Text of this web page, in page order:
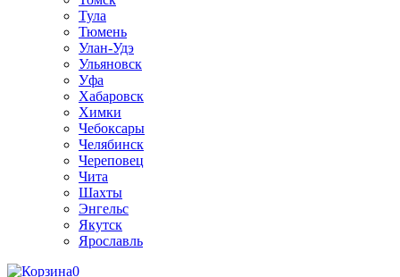
Тула
Тюмень
Улан-Удэ
Ульяновск
Уфа
Хабаровск
Химки
Чебоксары
Челябинск
Череповец
Чита
Шахты
Энгельс
Якутск
Ярославль
0